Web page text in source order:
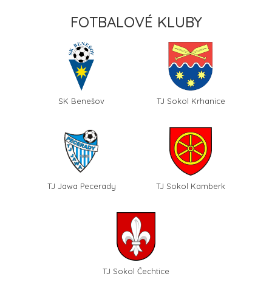
FOTBALOVÉ KLUBY
SK Benešov TJ Sokol Krhanice
TJ Jawa Pecerady TJ Sokol Kamberk
TJ Sokol Čechtice